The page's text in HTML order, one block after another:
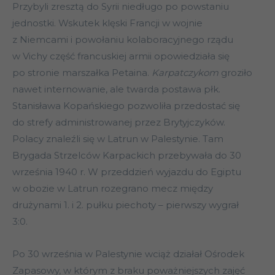
Przybyli zresztą do Syrii niedługo po powstaniu
jednostki. Wskutek klęski Francji w wojnie
z Niemcami i powołaniu kolaboracyjnego rządu
w Vichy część francuskiej armii opowiedziała się
po stronie marszałka Petaina. Karpatczykom groziło
nawet internowanie, ale twarda postawa płk.
Stanisława Kopańskiego pozwoliła przedostać się
do strefy administrowanej przez Brytyjczyków.
Polacy znaleźli się w Latrun w Palestynie. Tam
Brygada Strzelców Karpackich przebywała do 30
września 1940 r. W przeddzień wyjazdu do Egiptu
w obozie w Latrun rozegrano mecz między
drużynami 1. i 2. pułku piechoty – pierwszy wygrał
3:0.
Po 30 września w Palestynie wciąż działał Ośrodek
Zapasowy, w którym z braku poważniejszych zajęć